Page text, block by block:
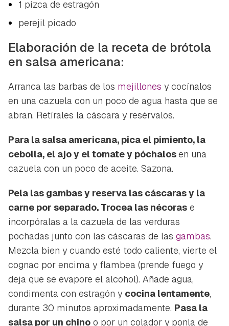
Guardar como favorito
iniciar sesión con tu cuenta de Hogarmanía.
1 pizca de estragón
perejil picado
Elaboración de la receta de brótola
en salsa americana:
Arranca las barbas de los mejillones y cocínalos
en una cazuela con un poco de agua hasta que se
abran. Retírales la cáscara y resérvalos.
Para la salsa americana, pica el pimiento, la
cebolla, el ajo y el tomate y póchalosen una
cazuela con un poco de aceite. Sazona.
Pela las gambas y reserva las cáscaras y la
carne por separado. Trocea las nécoras e
incorpóralas a la cazuela de las verduras
pochadas junto con las cáscaras de las gambas.
Mezcla bien y cuando esté todo caliente, vierte el
cognac por encima y flambea (prende fuego y
deja que se evapore el alcohol). Añade agua,
condimenta con estragón y cocina lentamente,
durante 30 minutos aproximadamente. Pasa la
salsa por un chino o por un colador y ponla de
Contenido enviado
ACEPTAR